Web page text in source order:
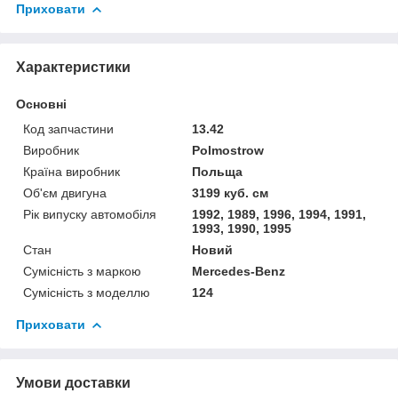
Приховати
Характеристики
Основні
Код запчастини
13.42
Виробник
Polmostrow
Країна виробник
Польща
Об'єм двигуна
3199 куб. см
Рік випуску автомобіля
1992, 1989, 1996, 1994, 1991,
1993, 1990, 1995
Стан
Новий
Сумісність з маркою
Mercedes-Benz
Сумісність з моделлю
124
Приховати
Умови доставки